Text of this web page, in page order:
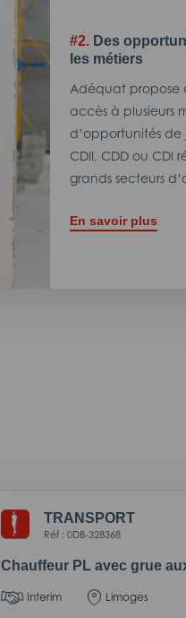
#2. Des
les métiers
Adéquat propose
accès à plusieurs
d’opportunités de
CDII, CDD ou CDI
grands secteurs
En savoir plus
TRANSPORT
Réf : 0DB-328368
Chauffeur PL avec grue
Interim Limoges